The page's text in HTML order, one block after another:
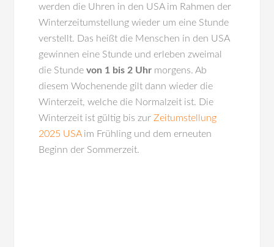
werden die Uhren in den USAim Rahmen der
Winterzeitumstellung wieder um eine Stunde
verstellt. Das heißt die Menschen in den USA
gewinnen eine Stunde und erleben zweimal
die Stundevon 1 bis 2 Uhr morgens. Ab
diesem Wochenende gilt dann wieder die
Winterzeit, welche die Normalzeit ist. Die
Winterzeit ist gültig bis zurZeitumstellung
2025 USAim Frühling und dem erneuten
Beginn der Sommerzeit.